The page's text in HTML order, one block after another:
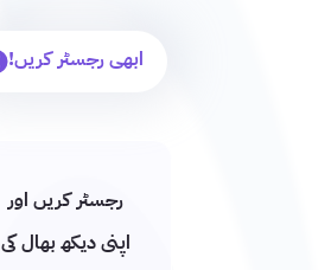
ابھی رجسٹر کریں!
رجسٹر کریں اور
اپنی دیکھ بھال کی